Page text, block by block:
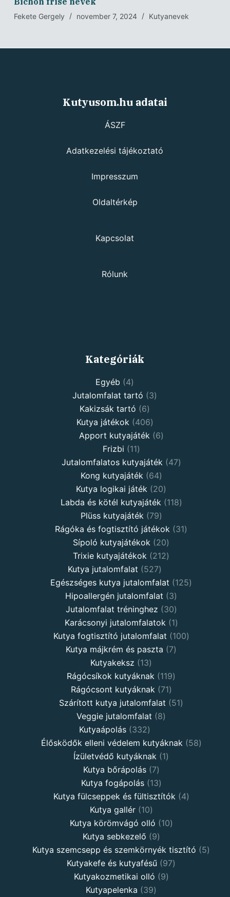
Fekete Gergely november 7, 2024 Kutyanevek
Kutyusom.hu adatai
ÁSZF
Adatkezelési tájékoztató
Impresszum
Oldaltérkép
Kapcsolat
Rólunk
Kategóriák
Egyéb
4
Jutalomfalat tartó
3
Kakizsák tartó
6
Kutya játékok
406
Apport kutyajáték
6
Frizbi
11
Jutalomfalatos kutyajáték
47
Kong kutyajáték
64
Kutya logikai játék
20
Labda és kötél kutyajáték
118
Plüss kutyajáték
79
Rágóka és fogtisztító játékok
31
Sípoló kutyajátékok
20
Trixie kutyajátékok
212
Kutya jutalomfalat
527
Egészséges kutya jutalomfalat
125
Hipoallergén jutalomfalat
3
Jutalomfalat tréninghez
30
Karácsonyi jutalomfalatok
1
Kutya fogtisztító jutalomfalat
100
Kutya májkrém és paszta
7
Kutyakeksz
13
Rágócsíkok kutyáknak
119
Rágócsont kutyáknak
71
Szárított kutya jutalomfalat
51
Veggie jutalomfalat
8
Kutyaápolás 332
Élősködők elleni védelem kutyáknak
58
Ízületvédő kutyáknak
1
Kutya bőrápolás
7
Kutya fogápolás
13
Kutya fülcseppek és fültisztítók
4
Kutya gallér
10
Kutya körömvágó olló
10
Kutya sebkezelő
9
Kutya szemcsepp és szemkörnyék tisztító
5
Kutyakefe és kutyafésű
97
Kutyakozmetikai olló
9
Kutyapelenka
39